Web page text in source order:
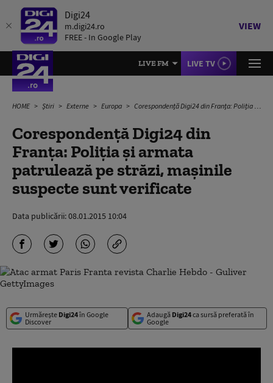
Digi24
m.digi24.ro
FREE - In Google Play
VIEW
LIVE FM LIVE TV
HOME Știri Externe Europa Corespondență Digi24 din Franța: Poliția și armata patrulează pe străzi, mașinile suspecte sunt verificate
Corespondență Digi24 din
Franța: Poliția și armata
patrulează pe străzi, mașinile
suspecte sunt verificate
Data publicării:08.01.2015 10:04
Urmărește Digi24în Google
Discover
Adaugă Digi24ca sursă preferată în
Google